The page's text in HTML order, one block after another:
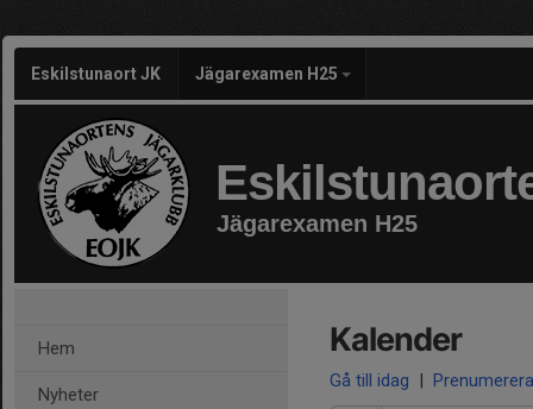
Eskilstunaort JK Jägarexamen H25
Jägarexamen H25
Hem
Nyheter
Kalender
Gå till idag | Prenumerera